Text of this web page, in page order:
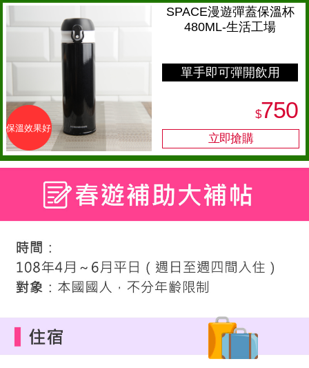
保溫效果好
單手即可彈開飲用
SPACE漫遊彈蓋保溫杯
480ML-生活工場
$750